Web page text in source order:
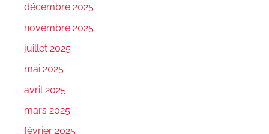
décembre 2025
novembre 2025
juillet 2025
mai 2025
avril 2025
mars 2025
février 2025